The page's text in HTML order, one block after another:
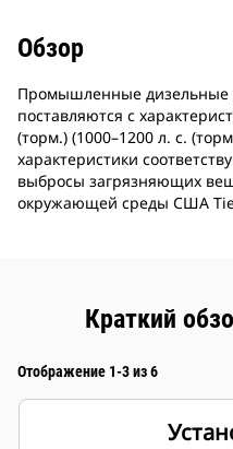
Обзор
Промышленные дизельные
поставляются с
(торм.) (1000–1200 л. с.
характеристики
выбросы загрязняющих
окружающей среды США
Краткий
Отображение 1-3 из 6